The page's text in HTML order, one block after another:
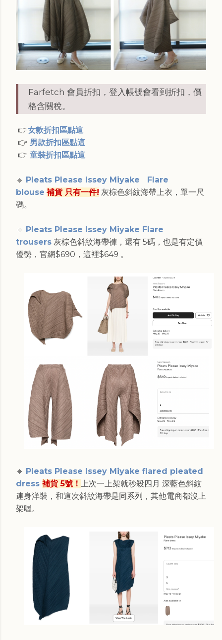
Farfetch 會員折扣，登入帳號會看到折扣，價
格含關稅。
👉女款折扣區點這
👉 男款折扣區點這
👉 童裝折扣區點這
🔸 Pleats Please Issey Miyake Flare
blouse 補貨 只有一件! 灰棕色斜紋海帶上衣，單一尺
碼。
🔸 Pleats Please Issey Miyake Flare
trousers 灰棕色斜紋海帶褲，還有 5碼，也是有定價
優勢，官網$690，這裡$649 。
🔸 Pleats Please Issey Miyake flared pleated
dress 補貨 5號！ 上次一上架就秒殺四月 深藍色斜紋
連身洋裝，和這次斜紋海帶是同系列，其他電商都沒上
架喔。